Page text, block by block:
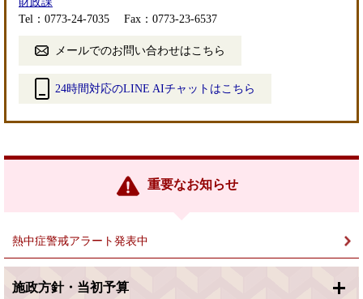
Tel：0773-24-7035
Fax：0773-23-6537
メールでのお問い合わせはこちら
24時間対応のLINE AIチャットはこちら
リ
重要なお知らせ
熱中症警戒アラート発表中
施政方針・当初予算